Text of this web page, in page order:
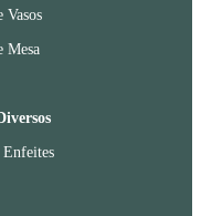
Vasos
Mesa
Enfeites